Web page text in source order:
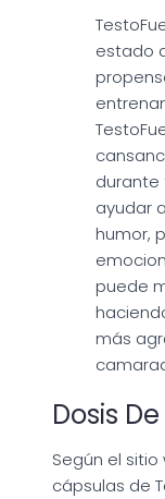
estado
durante
ayudar
humor,
puede
más
Dosis
Según el
cápsulas de